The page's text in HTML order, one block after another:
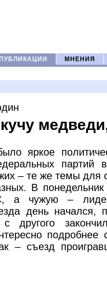
ПУБЛИКАЦИИ МНЕНИЯ
яркое
партий
– те же темы для
В понедельник
а чужую –
день начался,
другого
подробнее
– съезд